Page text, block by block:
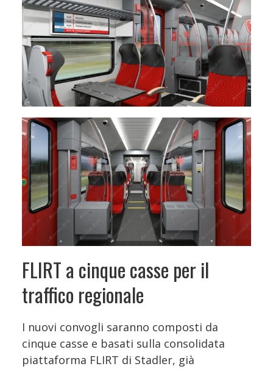
FLIRT a cinque casse per il
traffico regionale
I nuovi convogli saranno composti da
cinque casse e basati sulla consolidata
piattaforma FLIRT di Stadler, già